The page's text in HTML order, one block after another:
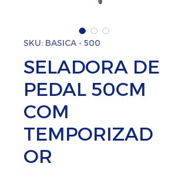
SKU: BASICA - 500
SELADORA DE
PEDAL 50CM
COM
TEMPORIZAD
OR